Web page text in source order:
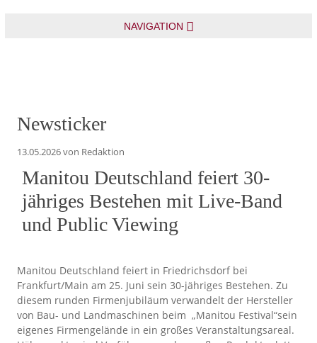
NAVIGATION
Newsticker
13.05.2026von Redaktion
Manitou Deutschland feiert 30-
jähriges Bestehen mit Live-Band
und Public Viewing
Manitou Deutschland feiert in Friedrichsdorf bei
Frankfurt/Main am 25. Juni sein 30-jähriges Bestehen. Zu
diesem runden Firmenjubiläum verwandelt der Hersteller
von Bau- und Landmaschinen beim „Manitou Festival“sein
eigenes Firmengelände in ein großes Veranstaltungsareal.